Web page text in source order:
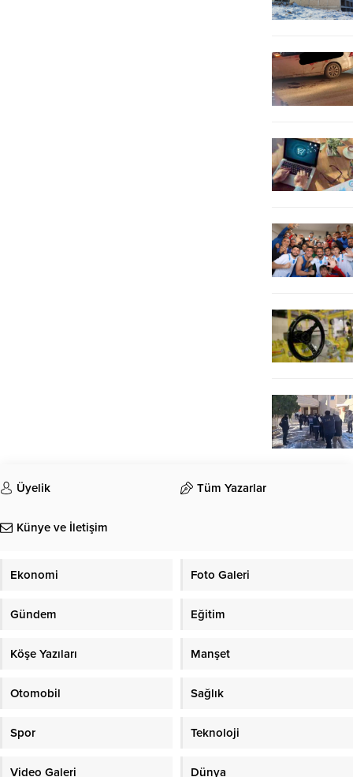
Üyelik Tüm Yazarlar
Künye ve İletişim
Ekonomi Foto Galeri
Gündem Eğitim
Köşe Yazıları Manşet
Otomobil Sağlık
Spor Teknoloji
Video Galeri Dünya